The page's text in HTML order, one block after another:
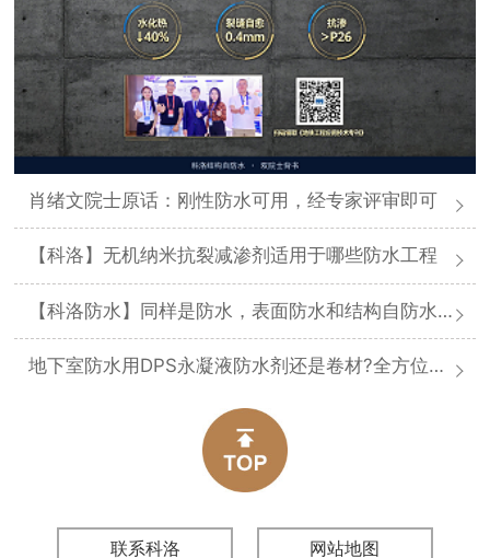
肖绪文院士原话：刚性防水可用，经专家评审即可
【科洛】无机纳米抗裂减渗剂适用于哪些防水工程
【科洛防水】同样是防水，表面防水和结构自防水差在哪
地下室防水用DPS永凝液防水剂还是卷材?全方位对比分析
联系科洛 网站地图